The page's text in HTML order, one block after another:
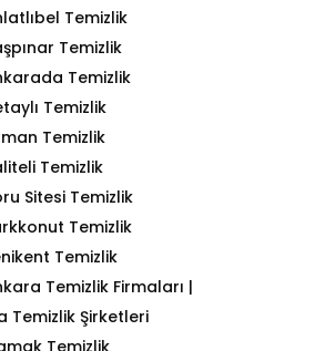
Temizlik
Temizlik
Temizlik
Temizlik
Temizlik
Temizlik
Sitesi Temizlik
Temizlik
Temizlik
Temizlik Firmaları |
Temizlik Şirketleri
Temizlik